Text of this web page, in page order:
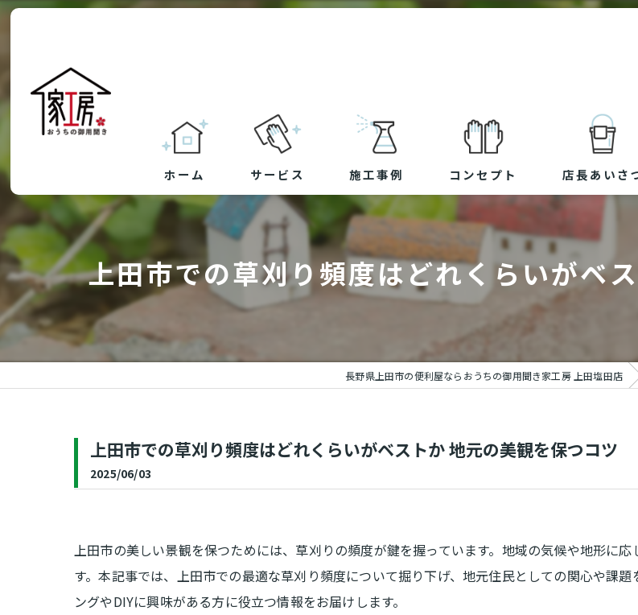
ホーム サービス
草刈り・防草シート
剪定
ハウスクリーニング
施工事例 コンセプト 店長あいさ
上田市での草刈り頻度はどれくらいがベ
長野県上田市の便利屋ならおうちの御用聞き家工房 上田塩田店
上田市での草刈り頻度はどれくらいがベストか 地元の美観を保つコツ
2025/06/03
上田市の美しい景観を保つためには、草刈りの頻度が鍵を握っています。地域の気候や地形に
す。本記事では、上田市での最適な草刈り頻度について掘り下げ、地元住民としての関心や課
ングやDIYに興味がある方に役立つ情報をお届けします。